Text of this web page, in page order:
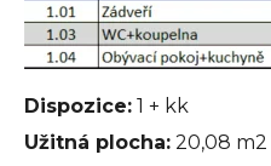
Dispozice: 1 + kk
Užitná plocha: 20,08 m2